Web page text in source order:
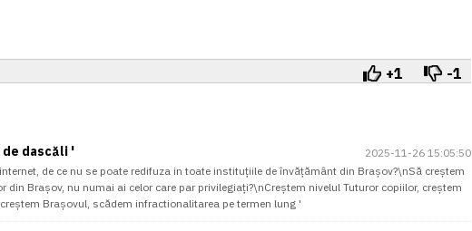
+1 -1
de dascăli '
2025-11-26 15:05:50
de ce nu se poate redifuza in toate instituțiile de învățământ din Brașov?\nSă creștem
din Brașov, nu numai ai celor care par privilegiați?\nCreștem nivelul Tuturor copiilor, creștem
Brașovul, scădem infractionalitarea pe termen lung '